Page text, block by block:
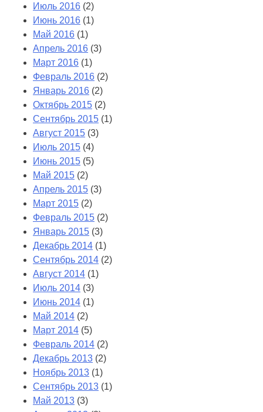
Июль 2016 (2)
Июнь 2016 (1)
Май 2016 (1)
Апрель 2016 (3)
Март 2016 (1)
Февраль 2016 (2)
Январь 2016 (2)
Октябрь 2015 (2)
Сентябрь 2015 (1)
Август 2015 (3)
Июль 2015 (4)
Июнь 2015 (5)
Май 2015 (2)
Апрель 2015 (3)
Март 2015 (2)
Февраль 2015 (2)
Январь 2015 (3)
Декабрь 2014 (1)
Сентябрь 2014 (2)
Август 2014 (1)
Июль 2014 (3)
Июнь 2014 (1)
Май 2014 (2)
Март 2014 (5)
Февраль 2014 (2)
Декабрь 2013 (2)
Ноябрь 2013 (1)
Сентябрь 2013 (1)
Май 2013 (3)